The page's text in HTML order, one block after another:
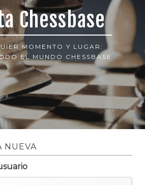
Chessbase
MOMENTO Y LUGAR:
EL MUNDO CHESSBASE
NUEVA